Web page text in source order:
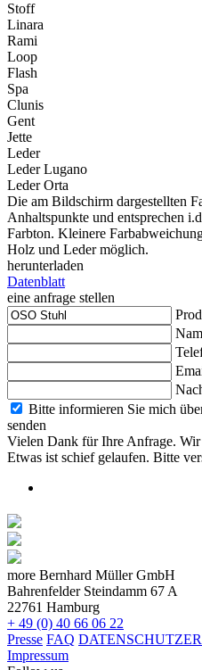
Stoff
Linara
Rami
Loop
Flash
Spa
Clunis
Gent
Jette
Leder
Leder Lugano
Leder Orta
Die am Bildschirm dargestellten
Anhaltspunkte und entsprechen
Farbton. Kleinere
Holz und Leder möglich.
herunterladen
Datenblatt
eine anfrage stellen
Bitte informieren Sie mich
senden
Vielen Dank für Ihre Anfrage.
Etwas ist schief gelaufen. Bitte
more Bernhard Müller GmbH
Bahrenfelder Steindamm 67 A
22761 Hamburg
+ 49 (0) 40 66 06 22
Presse FAQ
Impressum